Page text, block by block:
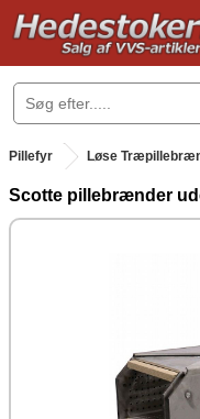
.
Pillefyr Løse
Scotte pillebrænder